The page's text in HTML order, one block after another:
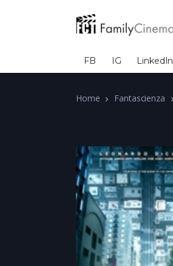
FB IG LinkedIn
Home Fantascienza